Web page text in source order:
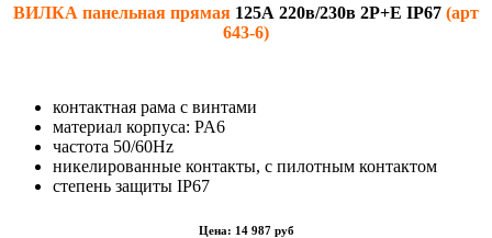
ВИЛКА панельная прямая 125А 220в/230в 2P+E IP67 (арт
643-6)
контактная рама с винтами
материал корпуса: PA6
частота 50/60Hz
никелированные контакты, с пилотным контактом
степень защиты IP67
Цена: 14 987 руб